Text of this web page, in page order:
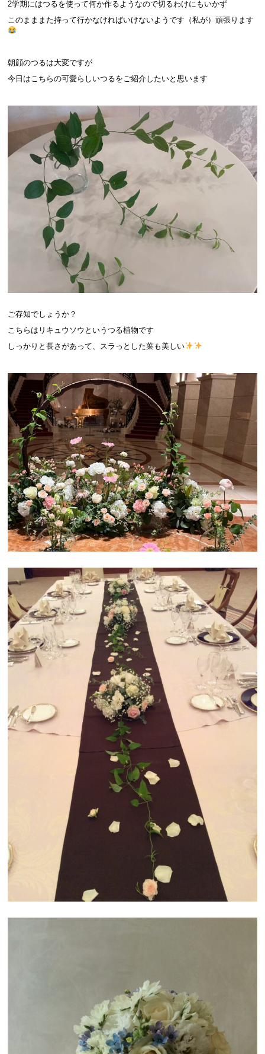
2学期にはつるを使って何か作るようなので切るわけにもいかず
このまままた持って行かなければいけないようです（私が）頑張ります
朝顔のつるは大変ですが
今日はこちらの可愛らしいつるをご紹介したいと思います
ご存知でしょうか？
こちらはリキュウソウというつる植物です
しっかりと長さがあって、スラっとした葉も美しい